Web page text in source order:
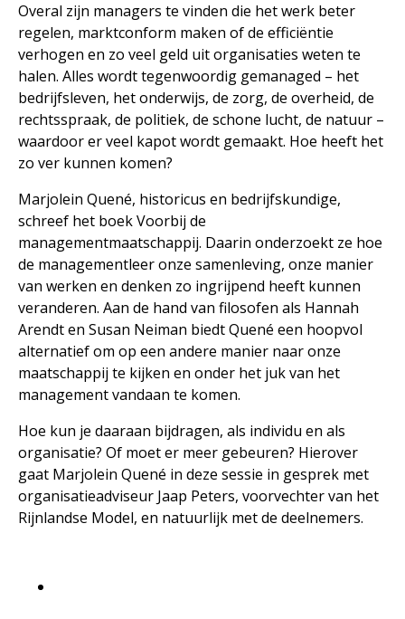
Overal zijn managers te vinden die het werk beter
regelen, marktconform maken of de efficiëntie
verhogen en zo veel geld uit organisaties weten te
halen. Alles wordt tegenwoordig gemanaged – het
bedrijfsleven, het onderwijs, de zorg, de overheid, de
rechtsspraak, de politiek, de schone lucht, de natuur –
waardoor er veel kapot wordt gemaakt. Hoe heeft het
zo ver kunnen komen?
Marjolein Quené, historicus en bedrijfskundige,
schreef het boek Voorbij de
managementmaatschappij. Daarin onderzoekt ze hoe
de managementleer onze samenleving, onze manier
van werken en denken zo ingrijpend heeft kunnen
veranderen. Aan de hand van filosofen als Hannah
Arendt en Susan Neiman biedt Quené een hoopvol
alternatief om op een andere manier naar onze
maatschappij te kijken en onder het juk van het
management vandaan te komen.
Hoe kun je daaraan bijdragen, als individu en als
organisatie? Of moet er meer gebeuren? Hierover
gaat Marjolein Quené in deze sessie in gesprek met
organisatieadviseur Jaap Peters, voorvechter van het
Rijnlandse Model, en natuurlijk met de deelnemers.